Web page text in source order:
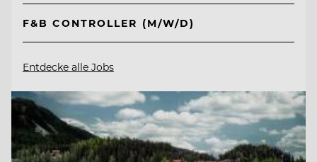
F&B CONTROLLER (M/W/D)
Entdecke alle Jobs